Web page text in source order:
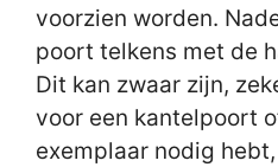
voorzien worden.
poort telkens met de
Dit kan zwaar zijn,
voor een kantelpoort
exemplaar nodig